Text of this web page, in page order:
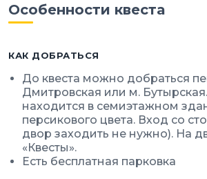
Особенности квеста
КАК ДОБРАТЬСЯ
До квеста можно добраться
Дмитровская или м.
находится в семиэтажном
персикового цвета. Вход со
двор заходить не нужно). На
«Квесты».
Есть бесплатная парковка